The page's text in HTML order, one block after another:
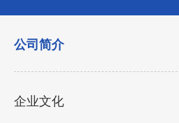
公司简介
企业文化